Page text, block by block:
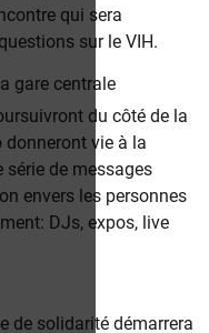
qui sera
sur le VIH.
gare centrale
du côté de la
donneront vie à la
de messages
envers les personnes
DJs, expos, live
de solidarité démarrera